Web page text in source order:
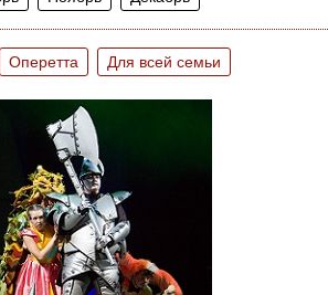
Оперетта Для всей семьи